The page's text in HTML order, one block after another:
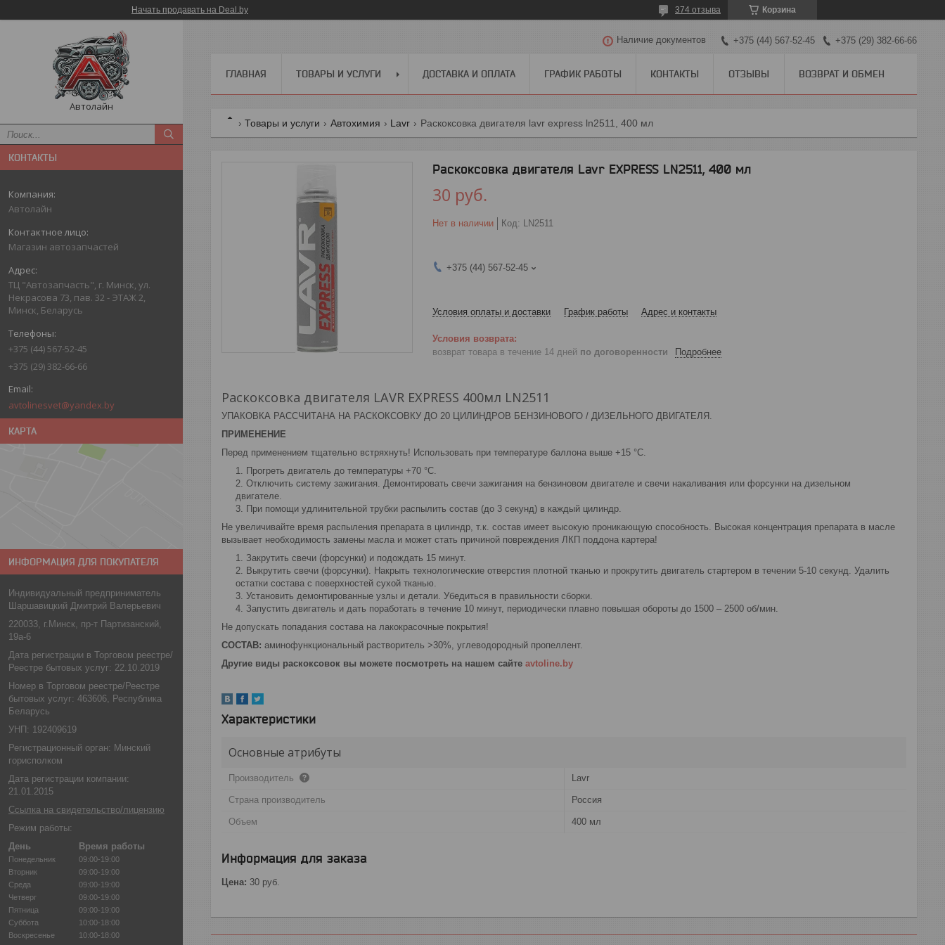
Начать продавать на Deal.by Корзина
374 отзыва
Автолайн
КОНТАКТЫ
Автолайн
Магазин автозапчастей
ТЦ "Автозапчасть", г. Минск, ул.
Некрасова 73, пав. 32 - ЭТАЖ 2,
Минск, Беларусь
+375 (44) 567-52-45
+375 (29) 382-66-66
avtolinesvet@yandex.by
КАРТА
ИНФОРМАЦИЯ ДЛЯ ПОКУПАТЕЛЯ
Индивидуальный предприниматель
Шаршавицкий Дмитрий Валерьевич
220033, г.Минск, пр-т Партизанский,
19а-6
Дата регистрации в Торговом реестре/
Реестре бытовых услуг: 22.10.2019
Номер в Торговом реестре/Реестре
бытовых услуг: 463606, Республика
Беларусь
УНП: 192409619
Регистрационный орган: Минский
горисполком
Дата регистрации компании:
21.01.2015
Ссылка на свидетельство/лицензию
Режим работы:
День
Время работы
Понедельник
09:00-19:00
Вторник
09:00-19:00
Среда
09:00-19:00
Четверг
09:00-19:00
Пятница
09:00-19:00
Суббота
10:00-18:00
Воскресенье
10:00-18:00
Наличие документов +375 (44) 567-52-45 +375 (29) 382-66-66
ГЛАВНАЯ ТОВАРЫ И УСЛУГИ ДОСТАВКА И ОПЛАТА ГРАФИК РАБОТЫ КОНТАКТЫ ОТЗЫВЫ ВОЗВРАТ И ОБМЕН
Товары и услуги Автохимия Lavr Раскоксовка двигателя lavr express ln2511, 400 мл
Раскоксовка двигателя Lavr EXPRESS LN2511, 400 мл
30 руб.
Нет в наличии Код: LN2511
+375 (44) 567-52-45
Условия оплаты и доставки График работы Адрес и контакты
возврат товара в течение 14 дней по договоренности Подробнее
Раскоксовка двигателя LAVR EXPRESS 400мл LN2511
УПАКОВКА РАССЧИТАНА НА РАСКОКСОВКУ ДО 20 ЦИЛИНДРОВ БЕНЗИНОВОГО / ДИЗЕЛЬНОГО ДВИГАТЕЛЯ.
ПРИМЕНЕНИЕ
Перед применением тщательно встряхнуть! Использовать при температуре баллона выше +15 °C.
Прогреть двигатель до температуры +70 °C.
Отключить систему зажигания. Демонтировать свечи зажигания на бензиновом двигателе и свечи накаливания или форсунки на дизельном
двигателе.
При помощи удлинительной трубки распылить состав (до 3 секунд) в каждый цилиндр.
Не увеличивайте время распыления препарата в цилиндр, т.к. состав имеет высокую проникающую способность. Высокая концентрация препарата в масле
вызывает необходимость замены масла и может стать причиной повреждения ЛКП поддона картера!
Закрутить свечи (форсунки) и подождать 15 минут.
Выкрутить свечи (форсунки). Накрыть технологические отверстия плотной тканью и прокрутить двигатель стартером в течении 5-10 секунд. Удалить
остатки состава с поверхностей сухой тканью.
Установить демонтированные узлы и детали. Убедиться в правильности сборки.
Запустить двигатель и дать поработать в течение 10 минут, периодически плавно повышая обороты до 1500 – 2500 об/мин.
Не допускать попадания состава на лакокрасочные покрытия!
СОСТАВ: аминофункциональный растворитель >30%, углеводородный пропеллент.
Другие виды раскоксовок вы можете посмотреть на нашем сайте avtoline.by
Характеристики
Основные атрибуты
Производитель Lavr
Страна производитель Россия
Объем 400 мл
Информация для заказа
Цена: 30 руб.